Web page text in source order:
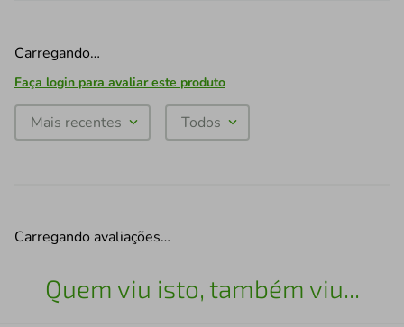
Carregando…
Faça login para avaliar este produto
Mais recentes Todos
Carregando avaliações…
Quem viu isto, também viu...